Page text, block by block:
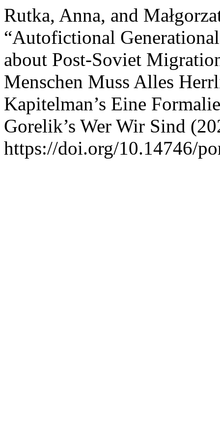
Rutka, Anna, and
“Autofictional
about Post-Soviet
Menschen Muss Alles
Kapitelman’s Eine
Gorelik’s Wer Wir Sind
https://doi.org/10.14746/